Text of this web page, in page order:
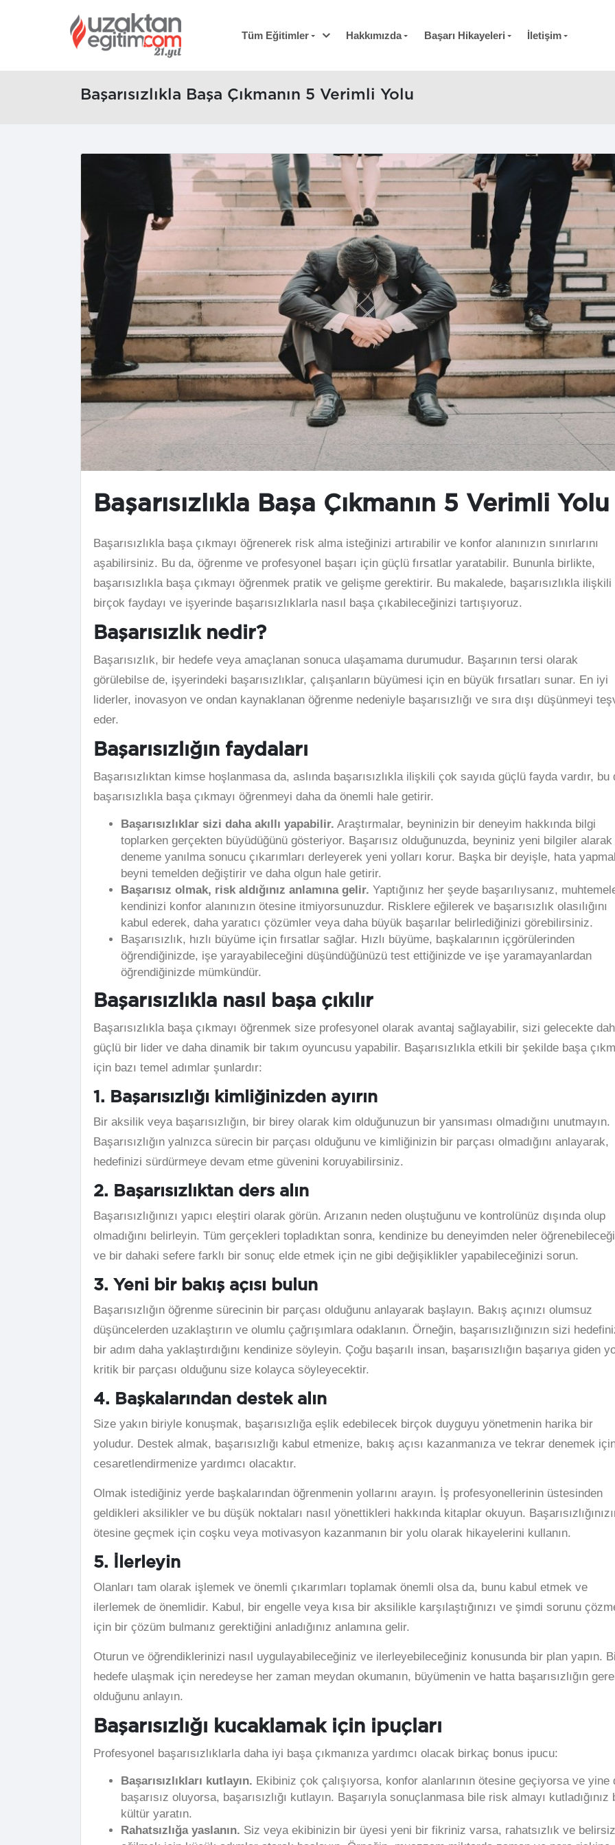
Tüm Eğitimler Hakkımızda Başarı Hikayeleri İletişim
Başarısızlıkla Başa Çıkmanın 5 Verimli Yolu
Başarısızlıkla Başa Çıkmanın 5 Verimli Yolu
Başarısızlıkla başa çıkmayı öğrenerek risk alma isteğinizi artırabilir ve konfor alanınızın sınırlarını
aşabilirsiniz. Bu da, öğrenme ve profesyonel başarı için güçlü fırsatlar yaratabilir. Bununla birlikte,
başarısızlıkla başa çıkmayı öğrenmek pratik ve gelişme gerektirir. Bu makalede, başarısızlıkla ilişkili
birçok faydayı ve işyerinde başarısızlıklarla nasıl başa çıkabileceğinizi tartışıyoruz.
Başarısızlık nedir?
Başarısızlık, bir hedefe veya amaçlanan sonuca ulaşamama durumudur. Başarının tersi olarak
görülebilse de, işyerindeki başarısızlıklar, çalışanların büyümesi için en büyük fırsatları sunar. En iyi
liderler, inovasyon ve ondan kaynaklanan öğrenme nedeniyle başarısızlığı ve sıra dışı düşünmeyi
eder.
Başarısızlığın faydaları
Başarısızlıktan kimse hoşlanmasa da, aslında başarısızlıkla ilişkili çok sayıda güçlü fayda vardır, bu
başarısızlıkla başa çıkmayı öğrenmeyi daha da önemli hale getirir.
Başarısızlıklar sizi daha akıllı yapabilir. Araştırmalar, beyninizin bir deneyim hakkında bilgi
toplarken gerçekten büyüdüğünü gösteriyor. Başarısız olduğunuzda, beyniniz yeni bilgiler alarak
deneme yanılma sonucu çıkarımları derleyerek yeni yolları korur. Başka bir deyişle, hata
beyni temelden değiştirir ve daha olgun hale getirir.
Başarısız olmak, risk aldığınız anlamına gelir. Yaptığınız her şeyde başarılıysanız,
kendinizi konfor alanınızın ötesine itmiyorsunuzdur. Risklere eğilerek ve başarısızlık olasılığını
kabul ederek, daha yaratıcı çözümler veya daha büyük başarılar belirlediğinizi görebilirsiniz.
Başarısızlık, hızlı büyüme için fırsatlar sağlar. Hızlı büyüme, başkalarının içgörülerinden
öğrendiğinizde, işe yarayabileceğini düşündüğünüzü test ettiğinizde ve işe yaramayanlardan
öğrendiğinizde mümkündür.
Başarısızlıkla nasıl başa çıkılır
Başarısızlıkla başa çıkmayı öğrenmek size profesyonel olarak avantaj sağlayabilir, sizi gelecekte
güçlü bir lider ve daha dinamik bir takım oyuncusu yapabilir. Başarısızlıkla etkili bir şekilde başa
için bazı temel adımlar şunlardır:
1. Başarısızlığı kimliğinizden ayırın
Bir aksilik veya başarısızlığın, bir birey olarak kim olduğunuzun bir yansıması olmadığını unutmayın.
Başarısızlığın yalnızca sürecin bir parçası olduğunu ve kimliğinizin bir parçası olmadığını anlayarak,
hedefinizi sürdürmeye devam etme güvenini koruyabilirsiniz.
2. Başarısızlıktan ders alın
Başarısızlığınızı yapıcı eleştiri olarak görün. Arızanın neden oluştuğunu ve kontrolünüz dışında olup
olmadığını belirleyin. Tüm gerçekleri topladıktan sonra, kendinize bu deneyimden neler
ve bir dahaki sefere farklı bir sonuç elde etmek için ne gibi değişiklikler yapabileceğinizi sorun.
3. Yeni bir bakış açısı bulun
Başarısızlığın öğrenme sürecinin bir parçası olduğunu anlayarak başlayın. Bakış açınızı olumsuz
düşüncelerden uzaklaştırın ve olumlu çağrışımlara odaklanın. Örneğin, başarısızlığınızın sizi
bir adım daha yaklaştırdığını kendinize söyleyin. Çoğu başarılı insan, başarısızlığın başarıya giden
kritik bir parçası olduğunu size kolayca söyleyecektir.
4. Başkalarından destek alın
Size yakın biriyle konuşmak, başarısızlığa eşlik edebilecek birçok duyguyu yönetmenin harika bir
yoludur. Destek almak, başarısızlığı kabul etmenize, bakış açısı kazanmanıza ve tekrar denemek
cesaretlendirmenize yardımcı olacaktır.
Olmak istediğiniz yerde başkalarından öğrenmenin yollarını arayın. İş profesyonellerinin üstesinden
geldikleri aksilikler ve bu düşük noktaları nasıl yönettikleri hakkında kitaplar okuyun.
ötesine geçmek için coşku veya motivasyon kazanmanın bir yolu olarak hikayelerini kullanın.
5. İlerleyin
Olanları tam olarak işlemek ve önemli çıkarımları toplamak önemli olsa da, bunu kabul etmek ve
ilerlemek de önemlidir. Kabul, bir engelle veya kısa bir aksilikle karşılaştığınızı ve şimdi sorunu
için bir çözüm bulmanız gerektiğini anladığınız anlamına gelir.
Oturun ve öğrendiklerinizi nasıl uygulayabileceğiniz ve ilerleyebileceğiniz konusunda bir plan yapın.
hedefe ulaşmak için neredeyse her zaman meydan okumanın, büyümenin ve hatta başarısızlığın
olduğunu anlayın.
Başarısızlığı kucaklamak için ipuçları
Profesyonel başarısızlıklarla daha iyi başa çıkmanıza yardımcı olacak birkaç bonus ipucu:
Başarısızlıkları kutlayın. Ekibiniz çok çalışıyorsa, konfor alanlarının ötesine geçiyorsa ve yine
başarısız oluyorsa, başarısızlığı kutlayın. Başarıyla sonuçlanmasa bile risk almayı kutladığınız
kültür yaratın.
Rahatsızlığa yaslanın. Siz veya ekibinizin bir üyesi yeni bir fikriniz varsa, rahatsızlık ve